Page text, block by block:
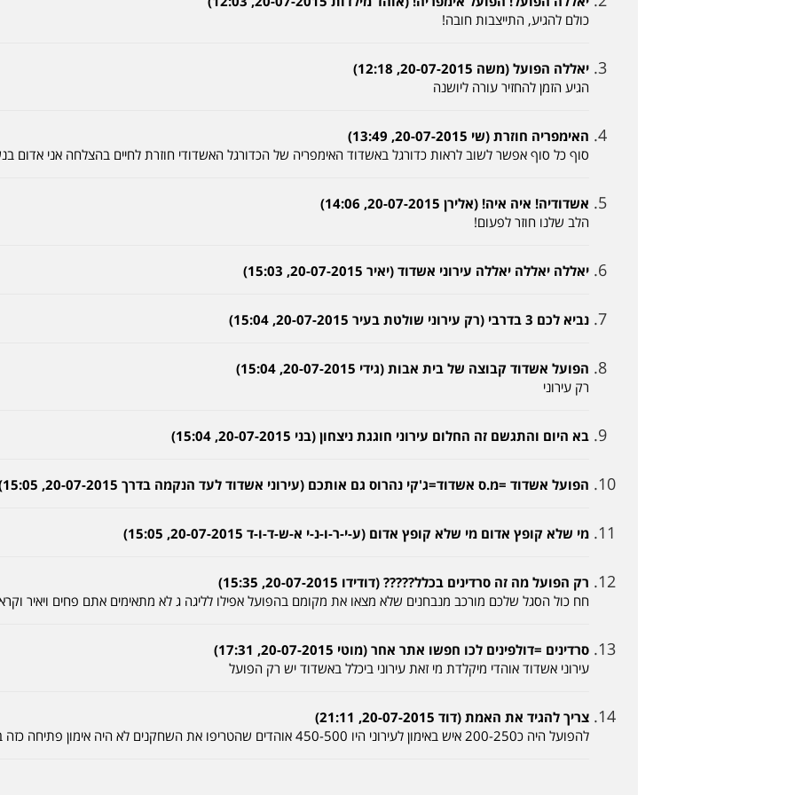
כולם להגיע, התייצבות חובה!
יאללה הפועל (משה 20-07-2015, 12:18)
הגיע הזמן להחזיר עורה ליושנה
האימפריה חוזרת (שי 20-07-2015, 13:49)
סוף כל סוף אפשר לשוב לראות כדורגל באשדוד האימפריה של הכדורגל האשדודי חוזרת לחיים בהצלחה אני אדום
אשדודיה! איה איה! (אלירן 20-07-2015, 14:06)
הלב שלנו חוזר לפעום!
יאללה יאללה יאללה עירוני אשדוד (יאיר 20-07-2015, 15:03)
נביא לכם 3 בדרבי (רק עירוני שולטת בעיר 20-07-2015, 15:04)
הפועל אשדוד קבוצה של בית אבות (גידי 20-07-2015, 15:04)
רק עירוני
בא היום והתגשם זה החלום עירוני חוגגת ניצחון (בני 20-07-2015, 15:04)
הפועל אשדוד =מ.ס אשדוד=ג'קי נהרוס גם אותכם (עירוני אשדוד לעד הנקמה בדרך 20-07-2015, 15:05)
מי שלא קופץ אדום מי שלא קופץ אדום (ע-י-ר-ו-נ-י א-ש-ד-ו-ד 20-07-2015, 15:05)
רק הפועל מה זה סרדינים בכלל????? (דודידו 20-07-2015, 15:35)
חח כול הסגל שלכם מורכב מנבחנים שלא מצאו את מקומם בהפועל אפילו לליגה ג לא מתאימים אתם פחים ויאיר
סרדינים =דולפינים לכו חפשו אתר אחר (מוטי 20-07-2015, 17:31)
עירוני אשדוד אוהדי מיקלדת מי זאת עירוני ביכלל באשדוד יש רק הפועל
צריך להגיד את האמת (דוד 20-07-2015, 21:11)
להפועל היה כ200-250 איש באימון לעירוני היו 450-500 אוהדים שהטריפו את השחקנים לא היה אימון פתיחה כזה באשדוד שנים